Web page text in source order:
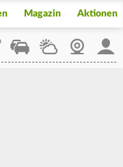
Magazin Aktionen
StaupilotWetterWebcam